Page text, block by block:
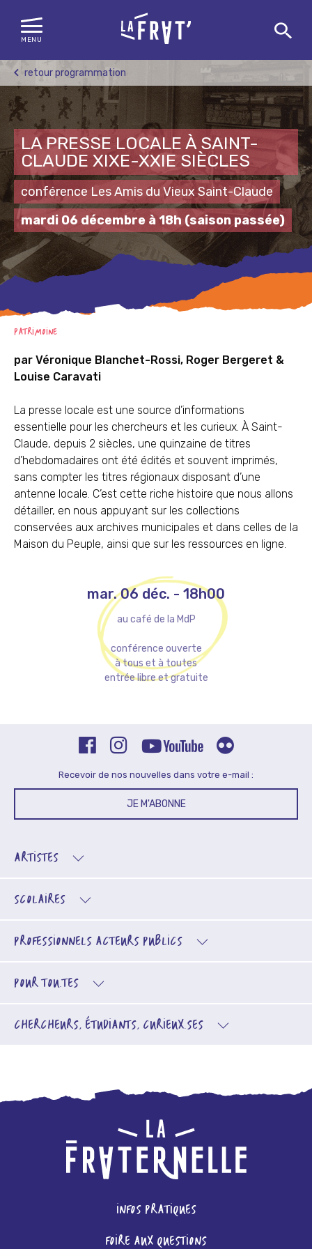
Skip
to
content
MENU
retour programmation
LA PRESSE LOCALE À SAINT-
CLAUDE XIXE-XXIE SIÈCLES
conférence Les Amis du Vieux Saint-Claude
mardi 06 décembre à 18h (saison passée)
PATRIMOINE
par Véronique Blanchet-Rossi, Roger Bergeret &
Louise Caravati
La presse locale est une source d’informations
essentielle pour les chercheurs et les curieux. À Saint-
Claude, depuis 2 siècles, une quinzaine de titres
d’hebdomadaires ont été édités et souvent imprimés,
sans compter les titres régionaux disposant d’une
antenne locale. C’est cette riche histoire que nous allons
détailler, en nous appuyant sur les collections
conservées aux archives municipales et dans celles de la
Maison du Peuple, ainsi que sur les ressources en ligne.
mar. 06 déc. - 18h00
au café de la MdP
conférence ouverte
à tous et à toutes
entrée libre et gratuite
Recevoir de nos nouvelles dans votre e-mail :
JE M'ABONNE
ARTISTES
SCOLAIRES
PROFESSIONNELS ACTEURS PUBLICS
POUR TOU.TES
CHERCHEURS, ÉTUDIANTS, CURIEUX.SES
INFOS PRATIQUES
FOIRE AUX QUESTIONS